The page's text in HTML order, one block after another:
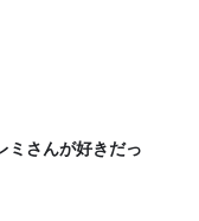
ミさんが好きだっ